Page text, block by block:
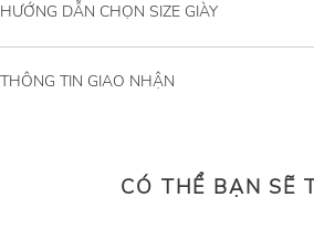
HƯỚNG DẪN CHỌN SIZE GIÀY
THÔNG TIN GIAO NHẬN
CÓ THỂ BẠN SẼ